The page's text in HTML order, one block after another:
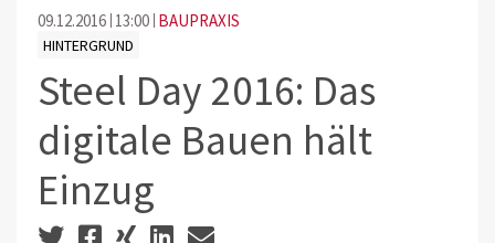
09.12.2016 13:00 BAUPRAXIS
HINTERGRUND
Steel Day 2016: Das
digitale Bauen hält
Einzug